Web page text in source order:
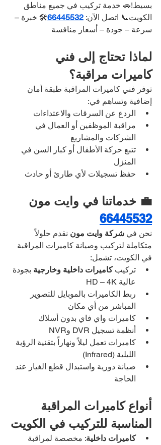
بسيط!🚗 خدمة تركيب في جميع مناطق
الكويت📞 اتصل الآن: 66445532🛠️ خبرة –
سرعة – جودة – أسعار منافسة
لماذا تحتاج إلى فني
كاميرات مراقبة؟
توفر فني كاميرات المراقبة طبقة أمان
إضافية وتساهم في:
الردع عن السرقات والاعتداءات
مراقبة الموظفين أو العمال في
الشركات والمشاريع
تتبع حركة الأطفال أو كبار السن في
المنزل
حفظ تسجيلات لأي طارئ أو حادث
💼 خدماتنا في وايت مون
66445532
نحن في شركة وايت مون نقدم حلولاً
متكاملة لتركيب وصيانة كاميرات المراقبة
في الكويت، تشمل:
تركيب كاميرات داخلية وخارجية بجودة
عالية HD – 4K
ربط الكاميرات بالموبايل للتصوير
المباشر من أي مكان
كاميرات واي فاي بدون أسلاك
أنظمة تسجيل DVR وNVR
كاميرات تعمل ليلاً ونهاراً بتقنية الرؤية
الليلية (Infrared)
صيانة دورية واستبدال قطع الغيار عند
الحاجة
أنواع كاميرات المراقبة
المناسبة للتركيب في الكويت
كاميرات داخلية: مخصصة لمراقبة